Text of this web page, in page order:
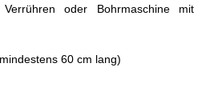
oder Bohrmaschine mit
60 cm lang)